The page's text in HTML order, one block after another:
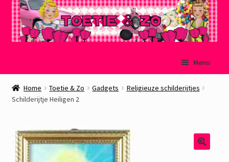
naar
navigatie
de
inhoud
Menu
Welkom
Winkelmand
Home Toetie & Zo Gadgets
Religieuze schilderijtjes
Schilderijtje Heiligen 2